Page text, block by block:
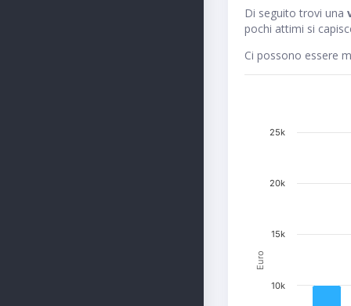
Di seguito trovi una
pochi attimi si
Ci possono essere
Euro
10k
15k
20k
25k